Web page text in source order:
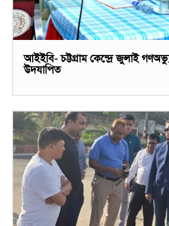
আইইবি- চট্টগ্রাম কেন্দ্রে জুলাই
উদযাপিত